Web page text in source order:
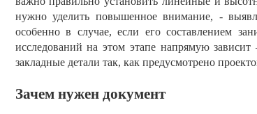
нужно уделить повышенное внимание, -
особенно в случае, если его составлением
исследований на этом этапе напрямую зависит
закладные детали так, как предусмотрено
Зачем нужен документ